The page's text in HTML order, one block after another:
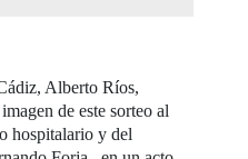
Alberto Ríos,
de este sorteo al
hospitalario y del